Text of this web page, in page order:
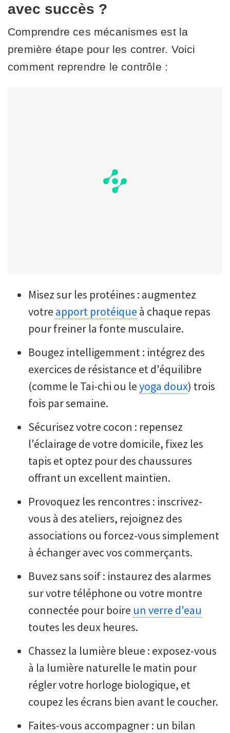
avec succès ?
Comprendre ces mécanismes est la
première étape pour les contrer. Voici
comment reprendre le contrôle :
Misez sur les protéines : augmentez
votre apport protéique à chaque repas
pour freiner la fonte musculaire.
Bougez intelligemment : intégrez des
exercices de résistance et d'équilibre
(comme le Tai-chi ou leyoga doux) trois
fois par semaine.
Sécurisez votre cocon : repensez
l'éclairage de votre domicile, fixez les
tapis et optez pour des chaussures
offrant un excellent maintien.
Provoquez les rencontres : inscrivez-
vous à des ateliers, rejoignez des
associations ou forcez-vous simplement
à échanger avec vos commerçants.
Buvez sans soif : instaurez des alarmes
sur votre téléphone ou votre montre
connectée pour boire un verre d'eau
toutes les deux heures.
Chassez la lumière bleue : exposez-vous
à la lumière naturelle le matin pour
régler votre horloge biologique, et
coupez les écrans bien avant le coucher.
Faites-vous accompagner : un bilan